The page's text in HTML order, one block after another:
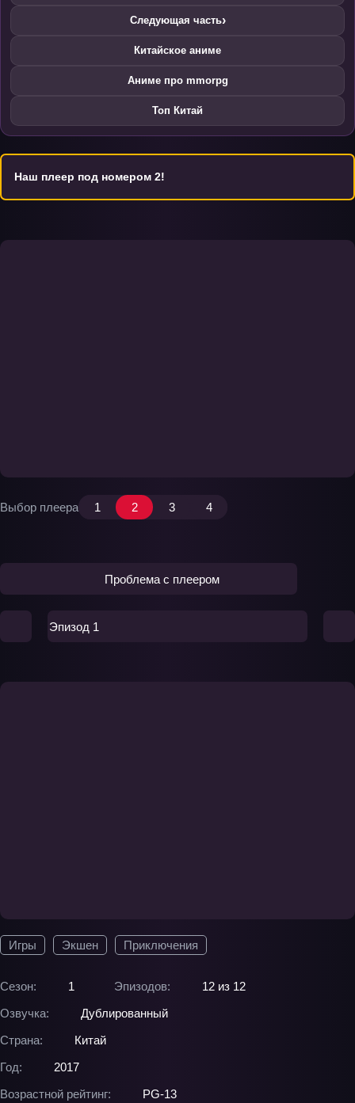
Игры Экшен Приключения
Сезон: 1 Эпизодов:
12 из 12
Озвучка:
Дублированный
Страна:
Китай
Год:
2017
Возрастной рейтинг:
PG-13
Следующая часть›
Китайское аниме
Аниме про mmorpg
Топ Китай
Наш плеер под номером 2!
Выбор плеера 1 2 3 4
Проблема с плеером
Эпизод 1